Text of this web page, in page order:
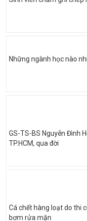
Những ngành học nào
GS-TS-BS Nguyễn Đình
TP.HCM, qua đời
Cá chết hàng loạt do thi
bơm rửa mặn